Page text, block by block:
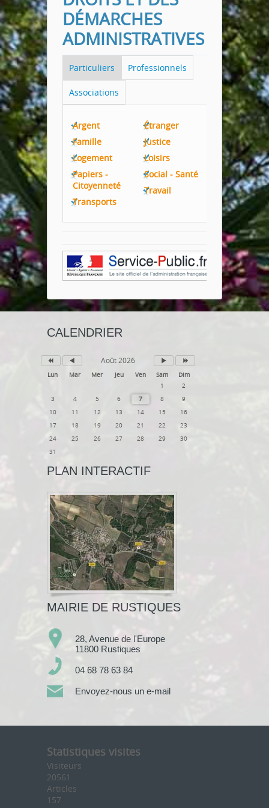
DÉMARCHES
ADMINISTRATIVES
Particuliers Professionnels
Associations
Argent
Famille
Logement
Papiers -
Citoyenneté
Transports
Étranger
Justice
Loisirs
Social - Santé
Travail
CALENDRIER
Août 2026
Lun Mar Mer Jeu Ven Sam
Dim
1
2
3
4 5 6 7 8
9
10
11 12 13 14 15
16
17
18 19 20 21 22
23
24
25 26 27 28 29
30
31
PLAN INTERACTIF
MAIRIE DE RUSTIQUES
28, Avenue de l'Europe
11800 Rustiques
04 68 78 63 84
Envoyez-nous un e-mail
Statistiques visites
Visiteurs
20561
Articles
157